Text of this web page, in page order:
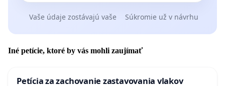
Vaše údaje zostávajú vaše Súkromie už v návrhu
Iné petície, ktoré by vás mohli zaujímať
Petícia za zachovanie zastavovania vlakov